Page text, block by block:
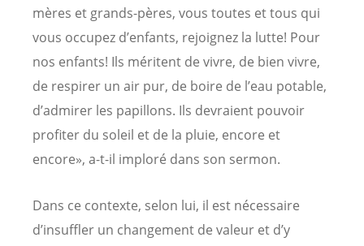
mères et grands-pères, vous toutes et tous qui
vous occupez d’enfants, rejoignez la lutte! Pour
nos enfants! Ils méritent de vivre, de bien vivre,
de respirer un air pur, de boire de l’eau potable,
d’admirer les papillons. Ils devraient pouvoir
profiter du soleil et de la pluie, encore et
encore», a-t-il imploré dans son sermon.
Dans ce contexte, selon lui, il est nécessaire
d’insuffler un changement de valeur et d’y